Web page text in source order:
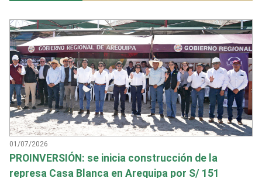
01/07/2026
PROINVERSIÓN: se inicia construcción de la
represa Casa Blanca en Arequipa por S/ 151